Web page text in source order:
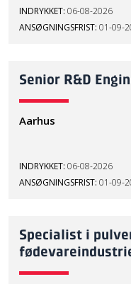
INDRYKKET: 06-08-2026
ANSØGNINGSFRIST: 01-09-
Senior R&D
Aarhus
INDRYKKET: 06-08-2026
ANSØGNINGSFRIST: 01-09-
Specialist i